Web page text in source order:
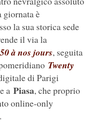
giornata è
la sua storica sede
il via la
à nos jours, seguita
Twenty
di Parigi
a Piasa, che proprio
online-only
.